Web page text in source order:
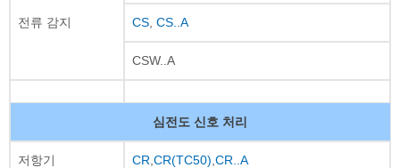
전류 감지 CS CS..A
CSW..A
심전도 신호 처리
저항기 CR CR(TC50) CR..A